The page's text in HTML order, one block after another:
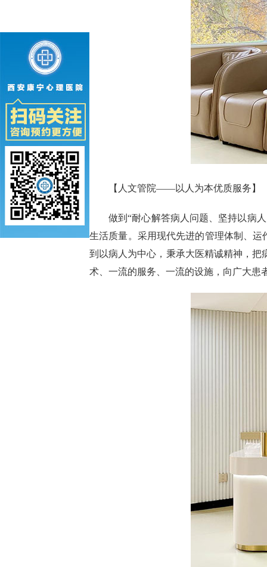
【人文管院——以人为本优质服务】
做到“耐心解答病人问题、坚持以病
生活质量。采用现代先进的管理体制、运
到以病人为中心，秉承大医精诚精神，
术、一流的服务、一流的设施，向广大患